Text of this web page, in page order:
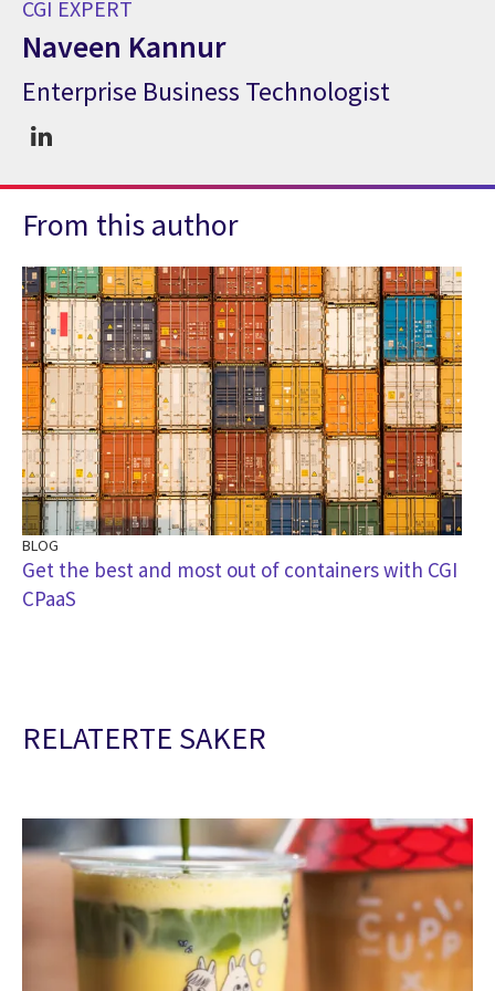
CGI EXPERT
Naveen Kannur
CGI Expert Naveen Kannur
Enterprise Business Technologist
From this author
BLOG
Get the best and most out of containers with CGI
CPaaS
RELATERTE SAKER